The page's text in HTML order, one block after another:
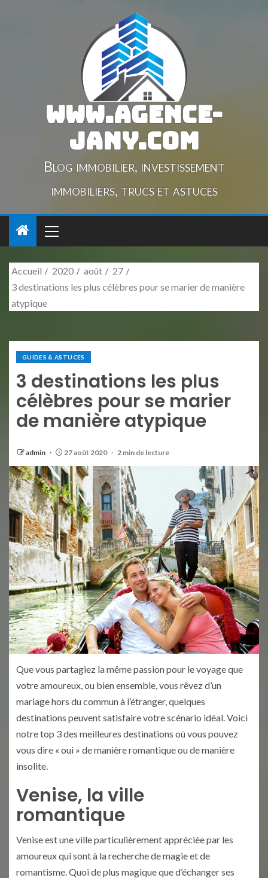
www.agence-
jany.com
Blog immobilier, investissement
immobiliers, trucs et astuces
Accueil 2020 août
27
3 destinations les plus célèbres pour se marier de manière
atypique
GUIDES & ASTUCES
3 destinations les plus
célèbres pour se marier
de manière atypique
admin 27 août 2020 2 min de lecture
Que vous partagiez la même passion pour le voyage que
votre amoureux, ou bien ensemble, vous rêvez d’un
mariage hors du commun à l’étranger, quelques
destinations peuvent satisfaire votre scénario idéal. Voici
notre top 3 des meilleures destinations où vous pouvez
vous dire « oui » de manière romantique ou de manière
insolite.
Venise, la ville
romantique
Venise est une ville particulièrement appréciée par les
amoureux qui sont à la recherche de magie et de
romantisme. Quoi de plus magique que d’échanger ses